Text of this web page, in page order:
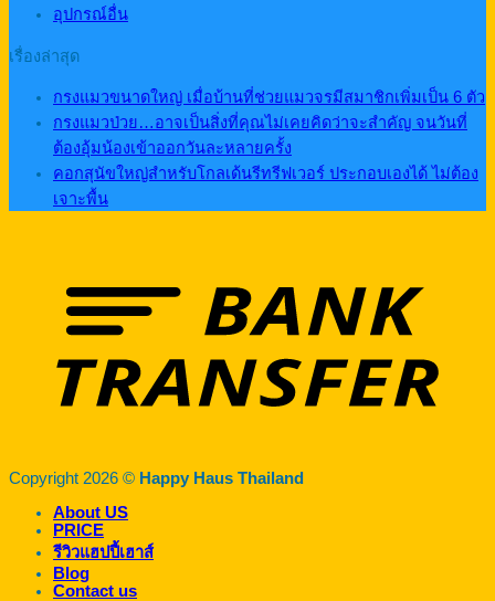
อุปกรณ์อื่น
เรื่องล่าสุด
กรงแมวขนาดใหญ่ เมื่อบ้านที่ช่วยแมวจรมีสมาชิกเพิ่มเป็น 6 ตัว
กรงแมวป่วย…อาจเป็นสิ่งที่คุณไม่เคยคิดว่าจะสำคัญ จนวันที่
ต้องอุ้มน้องเข้าออกวันละหลายครั้ง
คอกสุนัขใหญ่สำหรับโกลเด้นรีทรีฟเวอร์ ประกอบเองได้ ไม่ต้อง
เจาะพื้น
Copyright 2026 © Happy Haus Thailand
About US
PRICE
รีวิวแฮปปี้เฮาส์
Blog
Contact us